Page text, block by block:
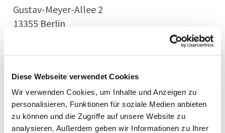
Diese Webseite verwendet Cookies
Wir verwenden Cookies, um Inhalte und Anzeigen zu
personalisieren, Funktionen für soziale Medien anbieten
zu können und die Zugriffe auf unsere Website zu
analysieren. Außerdem geben wir Informationen zu Ihrer
Gustav-Meyer-Allee 2
13355 Berlin
U-Bahn U8: Voltastraße
Kirchortbeauftragter Andreas Eichler
a.eichler@gesundbrunnen-evangelisch.de